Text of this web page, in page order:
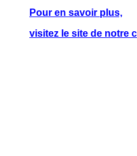
Pour en savoir plus,
visitez le site de notre